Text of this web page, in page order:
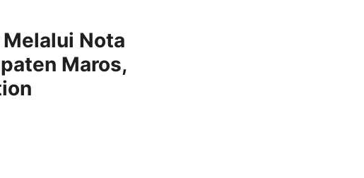
Nota
Maros,